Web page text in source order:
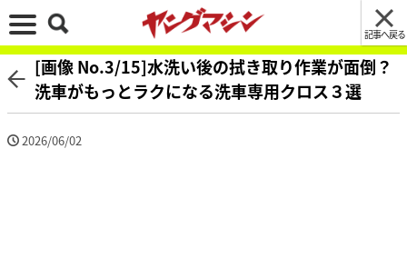
記事へ戻る
[画像 No.3/15]水洗い後の拭き取り作業が面倒？
洗車がもっとラクになる洗車専用クロス３選
2026/06/02